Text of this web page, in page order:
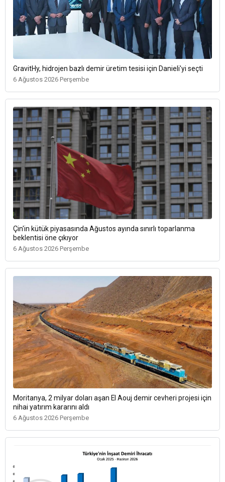
GravitHy, hidrojen bazlı demir üretim tesisi için Danieli'yi seçti
6 Ağustos 2026 Perşembe
Çin'in kütük piyasasında Ağustos ayında sınırlı toparlanma
beklentisi öne çıkıyor
6 Ağustos 2026 Perşembe
Moritanya, 2 milyar doları aşan El Aouj demir cevheri projesi için
nihai yatırım kararını aldı
6 Ağustos 2026 Perşembe